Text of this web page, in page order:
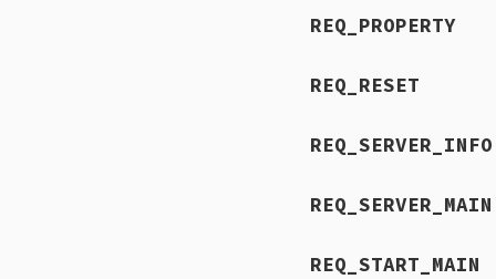
REQ_PROPERTY
REQ_RESET
REQ_SERVER_INFO
REQ_SERVER_MAIN
REQ_START_MAIN